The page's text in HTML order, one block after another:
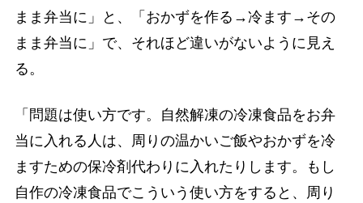
まま弁当に」と、「おかずを作る→冷ます→その
まま弁当に」で、それほど違いがないように見え
る。
「問題は使い方です。自然解凍の冷凍食品をお弁
当に入れる人は、周りの温かいご飯やおかずを冷
ますための保冷剤代わりに入れたりします。もし
自作の冷凍食品でこういう使い方をすると、周り